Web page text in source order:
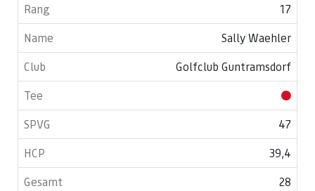
17
Sally Waehler
Golfclub Guntramsdorf
47
39,4
28